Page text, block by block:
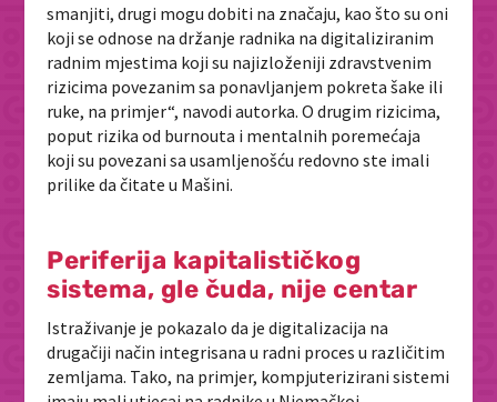
smanjiti, drugi mogu dobiti na značaju, kao što su oni
koji se odnose na držanje radnika na digitaliziranim
radnim mjestima koji su najizloženiji zdravstvenim
rizicima povezanim sa ponavljanjem pokreta šake ili
ruke, na primjer“, navodi autorka. O drugim rizicima,
poput rizika od burnouta i mentalnih poremećaja
koji su povezani sa usamljenošću redovno ste imali
prilike da čitate u Mašini.
Periferija kapitalističkog
sistema, gle čuda, nije centar
Istraživanje je pokazalo da je digitalizacija na
drugačiji način integrisana u radni proces u različitim
zemljama. Tako, na primjer, kompjuterizirani sistemi